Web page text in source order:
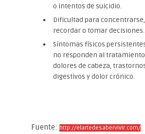
o intentos de suicidio.
Dificultad para concentrarse,
recordar o tomar decisiones.
Síntomas físicos
no responden al
dolores de cabeza,
digestivos y dolor crónico.
Fuente: http://elartedesabervivir.com/